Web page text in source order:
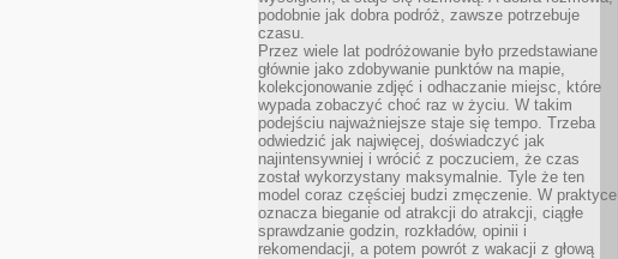
podobnie jak dobra podróż, zawsze potrzebuje
czasu.
Przez wiele lat podróżowanie było przedstawiane
głównie jako zdobywanie punktów na mapie,
kolekcjonowanie zdjęć i odhaczanie miejsc, które
wypada zobaczyć choć raz w życiu. W takim
podejściu najważniejsze staje się tempo. Trzeba
odwiedzić jak najwięcej, doświadczyć jak
najintensywniej i wrócić z poczuciem, że czas
został wykorzystany maksymalnie. Tyle że ten
model coraz częściej budzi zmęczenie. W praktyce
oznacza bieganie od atrakcji do atrakcji, ciągłe
sprawdzanie godzin, rozkładów, opinii i
rekomendacji, a potem powrót z wakacji z głową